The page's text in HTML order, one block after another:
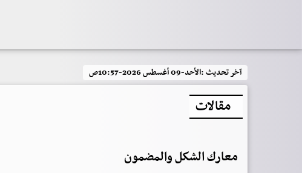
آخر تحديث :الأحد-09 أغسطس 2026-10:57ص
مقالات
معارك الشكل والمضمون